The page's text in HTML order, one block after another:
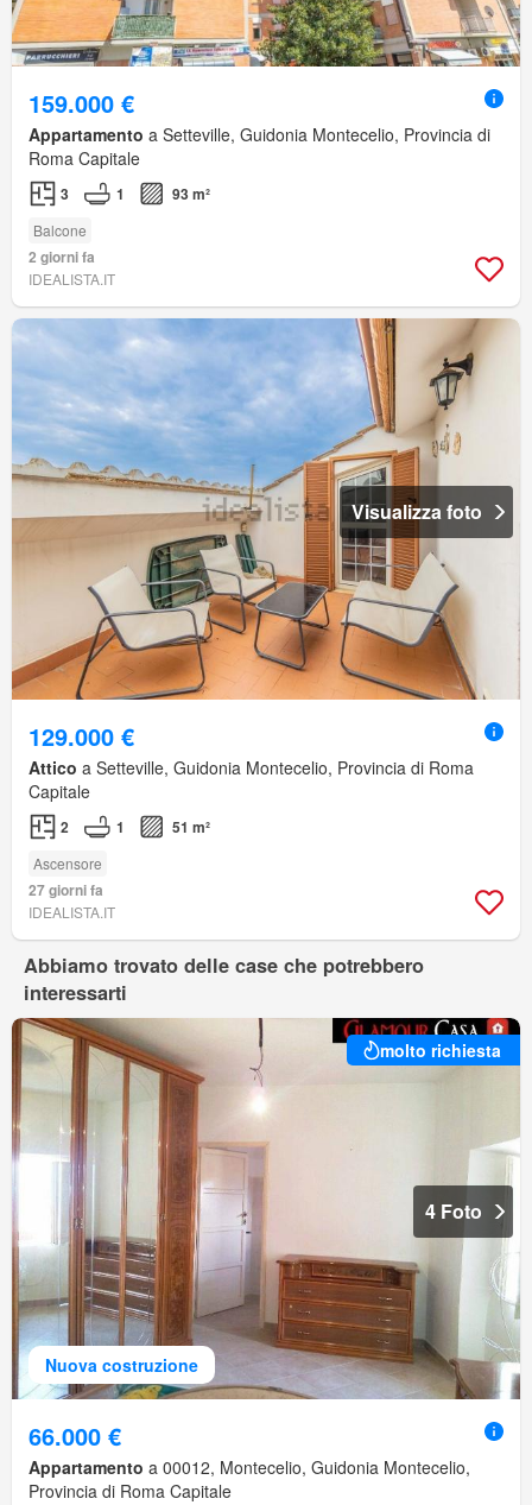
159.000 €
Appartamento a Setteville, Guidonia Montecelio, Provincia di
Roma Capitale
3 1 93 m²
Balcone
2 giorni fa
IDEALISTA.IT
Visualizza foto
129.000 €
Attico a Setteville, Guidonia Montecelio, Provincia di Roma
Capitale
2 1 51 m²
Ascensore
27 giorni fa
IDEALISTA.IT
Abbiamo trovato delle case che potrebbero
interessarti
Nuova costruzione
molto richiesta
4 Foto
66.000 €
Appartamento a 00012, Montecelio, Guidonia Montecelio,
Provincia di Roma Capitale